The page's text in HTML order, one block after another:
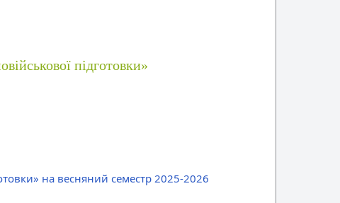
підготовки»
на весняний семестр 2025-2026